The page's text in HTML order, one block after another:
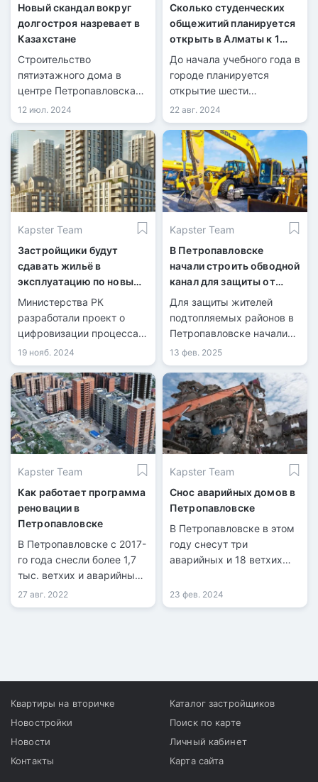
Новый скандал вокруг
долгостроя назревает в
Казахстане
Строительство
пятиэтажного дома в
центре Петропавловска
еще не завершено, а уже
привело к множеству
проблем для будущих
жильцов.
12 июл. 2024
Сколько студенческих
общежитий планируется
открыть в Алматы к 1
сентября
До начала учебного года в
городе планируется
открытие шести
студенческих общежитий,
рассчитанных на 1920
койко-мест.
22 авг. 2024
Kapster Team
Застройщики будут
сдавать жильё в
эксплуатацию по новым
правилам: что изменится
Министерства РК
разработали проект о
цифровизации процесса
приемки объектов в
эксплуатацию.
19 нояб. 2024
Kapster Team
В Петропавловске
начали строить обводной
канал для защиты от
подтоплений
Для защиты жителей
подтопляемых районов в
Петропавловске начали
строительство обводного
канала.
13 фев. 2025
Kapster Team
Как работает программа
реновации в
Петропавловске
В Петропавловске с 2017-
го года снесли более 1,7
тыс. ветхих и аварийных
домов в частном секторе.
27 авг. 2022
Kapster Team
Снос аварийных домов в
Петропавловске
В Петропавловске в этом
году снесут три
аварийных и 18 ветхих
23 фев. 2024
Квартиры на вторичке
Новостройки
Новости
Контакты
Каталог застройщиков
Поиск по карте
Личный кабинет
Карта сайта